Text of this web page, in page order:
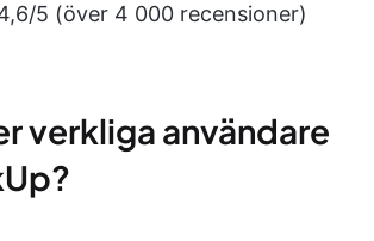
5 (över 4 000 recensioner)
verkliga användare